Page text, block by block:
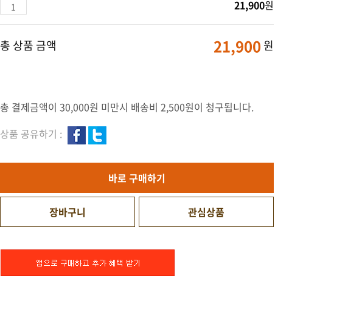
21,900원
총 상품 금액 21,900 원
총 결제금액이 30,000원 미만시 배송비 2,500원이 청구됩니다.
상품 공유하기 :
바로 구매하기
장바구니 관심상품